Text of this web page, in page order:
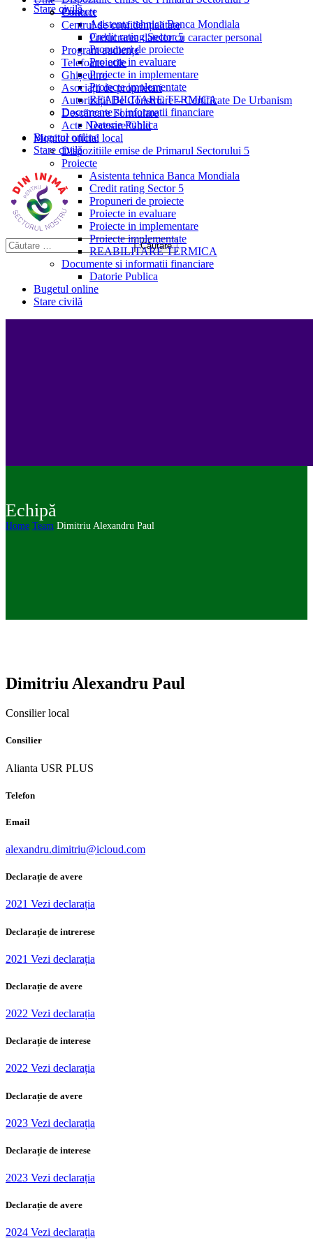
Stare civilă
Proiecte
Asistenta tehnica Banca Mondiala
Credit rating Sector 5
Propuneri de proiecte
Proiecte in evaluare
Proiecte in implementare
Proiecte implementate
REABILITARE TERMICA
Documente si informatii financiare
Datorie Publica
Bugetul online
Stare civilă
Contact
Centrul de confidențialitate
Prelucrarea datelor cu caracter personal
Program audiențe
Telefoane utile
Ghișeul.ro
Asociații de proprietari
Autorizații De Construire – Certificate De Urbanism
Descărcare Formulare
Acte Necesare/Ghid
Monitor oficial local
Dispozitiile emise de Primarul Sectorului 5
Proiecte
Asistenta tehnica Banca Mondiala
Credit rating Sector 5
Propuneri de proiecte
Proiecte in evaluare
Proiecte in implementare
Proiecte implementate
REABILITARE TERMICA
Documente si informatii financiare
Datorie Publica
Bugetul online
Stare civilă
Echipă
Home Team Dimitriu Alexandru Paul
Dimitriu Alexandru Paul
Consilier local
Consilier
Alianta USR PLUS
Telefon
Email
alexandru.dimitriu@icloud.com
Declarație de avere
2021 Vezi declarația
Declarație de intrerese
2021 Vezi declarația
Declarație de avere
2022 Vezi declarația
Declarație de interese
2022 Vezi declarația
Declarație de avere
2023 Vezi declarația
Declarație de interese
2023 Vezi declarația
Declarație de avere
2024 Vezi declarația